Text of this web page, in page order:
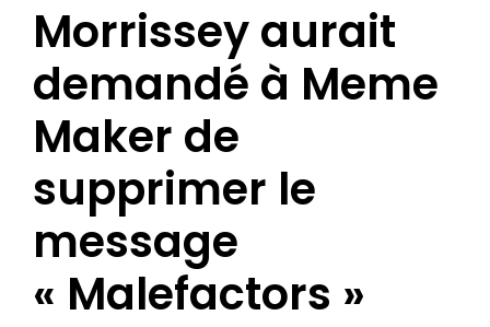
Morrissey aurait
demandé à Meme
Maker de
supprimer le
message
« Malefactors »